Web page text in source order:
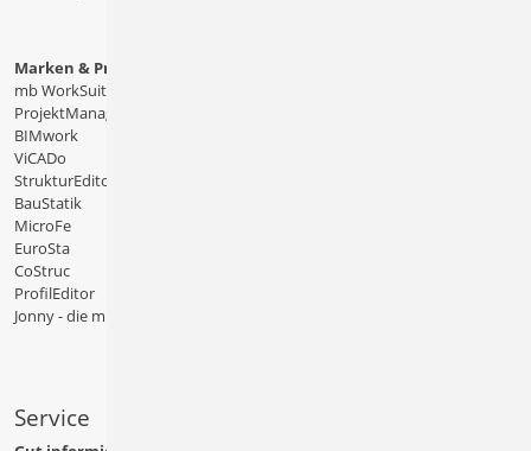
Marken & Produkte
mb WorkSuite
ProjektManager
BIMwork
ViCADo
StrukturEditor
BauStatik
MicroFe
EuroSta
CoStruc
ProfilEditor
Jonny - die mb-App
Service